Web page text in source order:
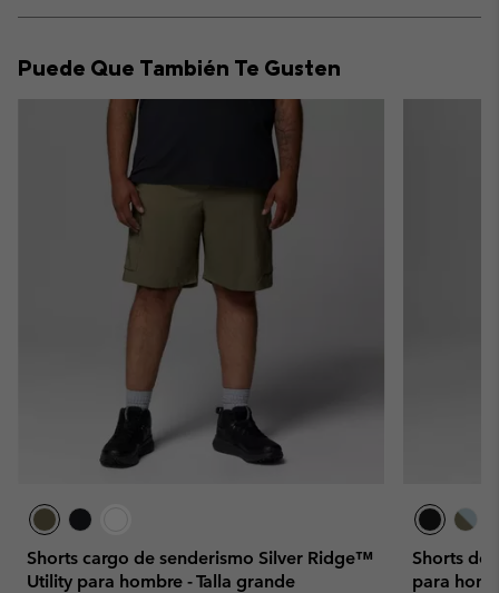
or
Puede Que También Te Gusten
Shorts cargo de senderismo Silver Ridge™
Utility para hombre - Talla grande
Shorts de
para